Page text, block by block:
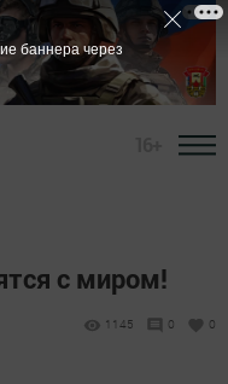
с миром!
1145 0 0
баннера через